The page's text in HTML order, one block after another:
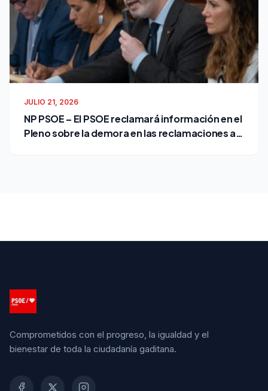
JULIO 21, 2026
NP PSOE – El PSOE reclamará información en el
Pleno sobre la demora en las reclamaciones al
Comprometidos con el progreso, la igualdad y el
bienestar de toda la ciudadanía gaditana.